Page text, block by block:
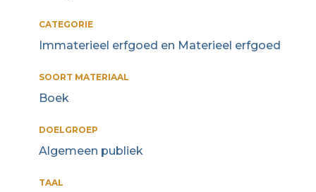
CATEGORIE
Immaterieel erfgoed en Materieel erfgoed
SOORT MATERIAAL
Boek
DOELGROEP
Algemeen publiek
TAAL